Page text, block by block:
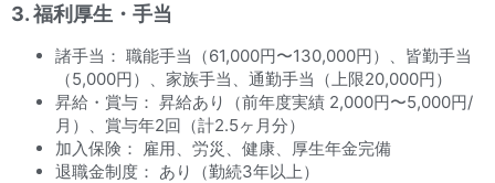
3. 福利厚生・手当
諸手当： 職能手当（61,000円〜130,000円）、皆勤手当
（5,000円）、家族手当、通勤手当（上限20,000円）
昇給・賞与： 昇給あり（前年度実績 2,000円〜5,000円/
月）、賞与年2回（計2.5ヶ月分）
加入保険： 雇用、労災、健康、厚生年金完備
退職金制度： あり（勤続3年以上）